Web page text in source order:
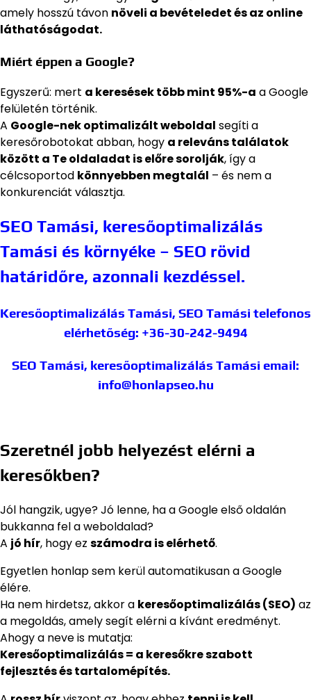
amely hosszú távon növeli a bevételedet és az online
láthatóságodat.
Miért éppen a Google?
Egyszerű: mert a keresések több mint 95%-a a Google
felületén történik.
A Google-nek optimalizált weboldal segíti a
keresőrobotokat abban, hogy a releváns találatok
között a Te oldaladat is előre sorolják, így a
célcsoportod könnyebben megtalál – és nem a
konkurenciát választja.
SEO Tamási, keresőoptimalizálás
Tamási és környéke – SEO rövid
határidőre, azonnali kezdéssel.
Keresőoptimalizálás Tamási, SEO Tamási telefonos
elérhetőség: +36-30-242-9494
SEO Tamási, keresőoptimalizálás Tamási email:
info@honlapseo.hu
Szeretnél jobb helyezést elérni a
keresőkben?
Jól hangzik, ugye? Jó lenne, ha a Google első oldalán
bukkanna fel a weboldalad?
A jó hír, hogy ez számodra is elérhető.
Egyetlen honlap sem kerül automatikusan a Google
élére.
Ha nem hirdetsz, akkor a keresőoptimalizálás (SEO) az
a megoldás, amely segít elérni a kívánt eredményt.
Ahogy a neve is mutatja:
Keresőoptimalizálás = a keresőkre szabott
fejlesztés és tartalomépítés.